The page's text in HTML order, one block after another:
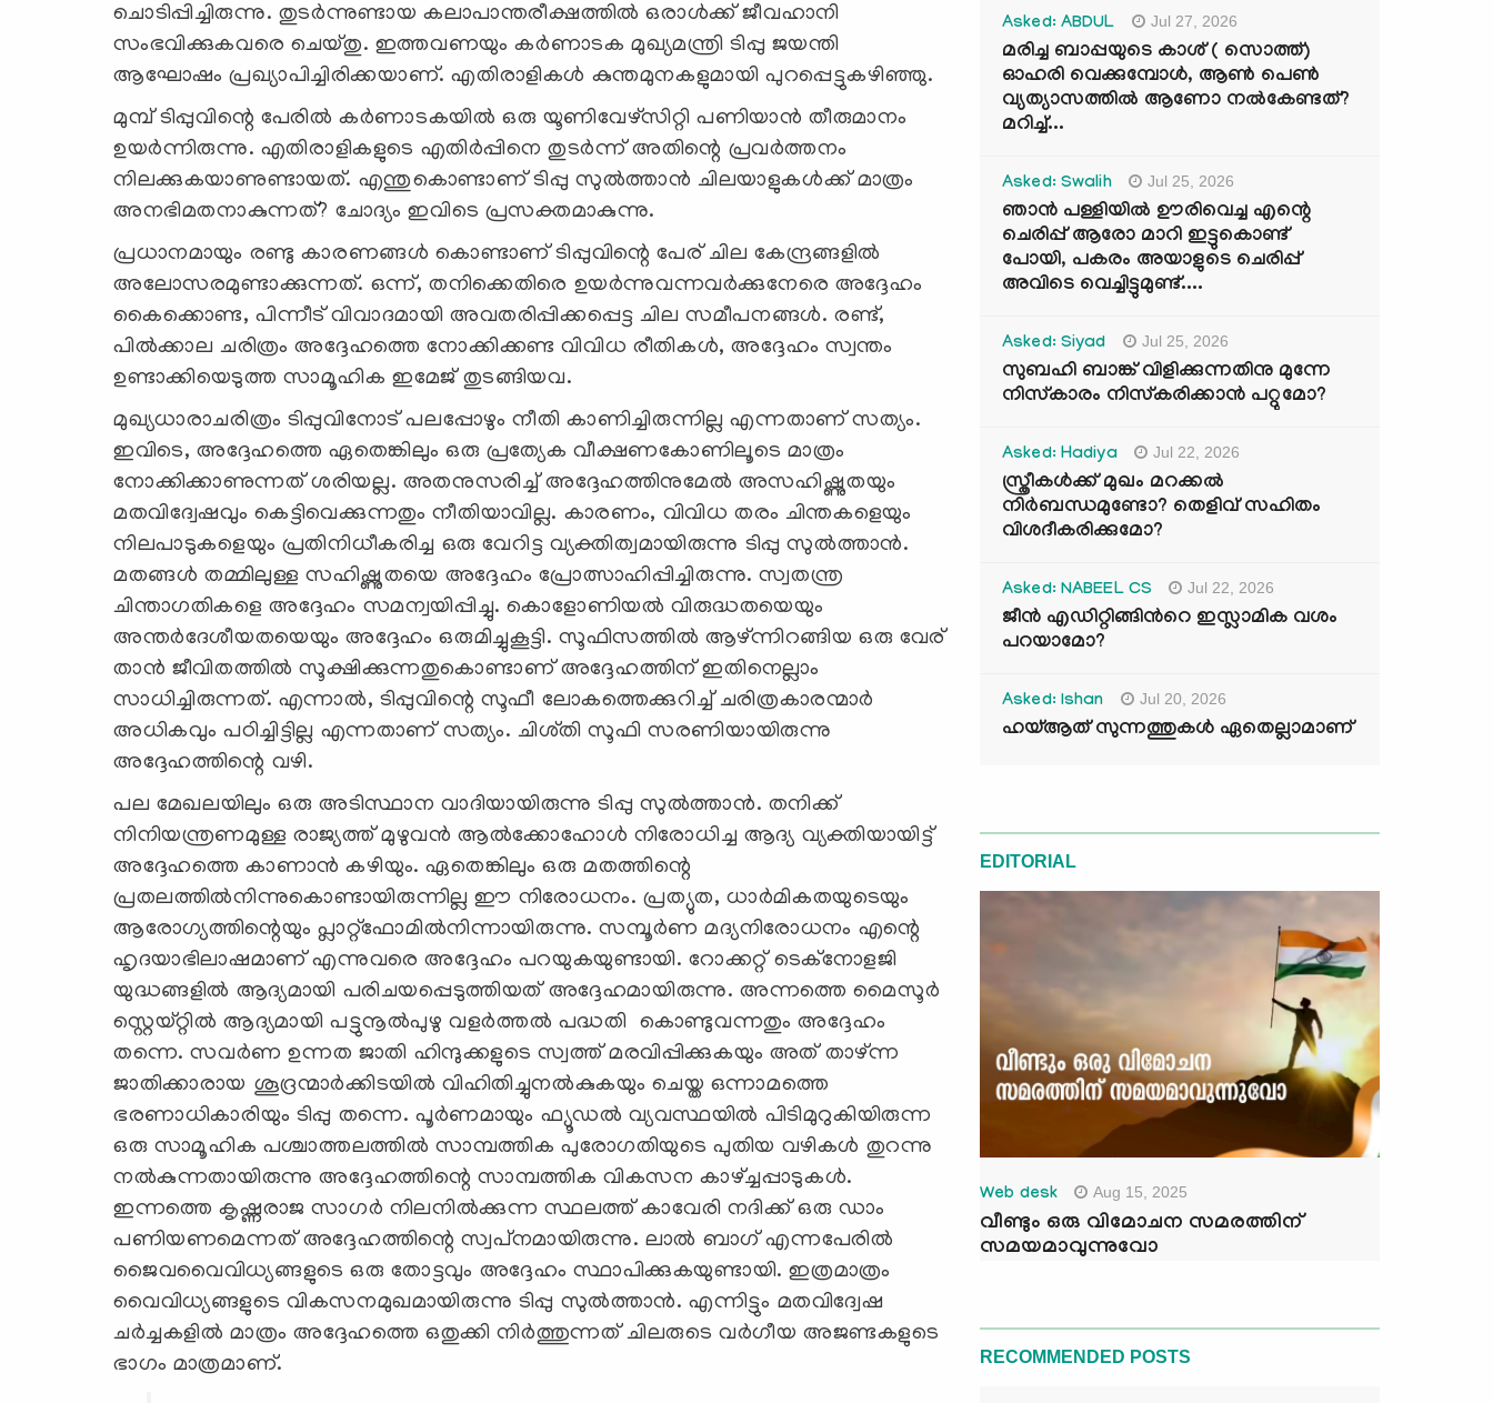
ചൊടിപ്പിച്ചിരുന്നു. തുടര്‍ന്നുണ്ടായ കലാപാന്തരീക്ഷത്തില്‍ ഒരാള്‍ക്ക് ജീവഹാനി
സംഭവിക്കുകവരെ ചെയ്തു. ഇത്തവണയും കര്‍ണാടക മുഖ്യമന്ത്രി ടിപ്പു ജയന്തി
ആഘോഷം പ്രഖ്യാപിച്ചിരിക്കയാണ്. എതിരാളികള്‍ കുന്തമുനകളുമായി പുറപ്പെട്ടുകഴിഞ്ഞു.
മുമ്പ് ടിപ്പുവിന്റെ പേരില്‍ കര്‍ണാടകയില്‍ ഒരു യൂണിവേഴ്‌സിറ്റി പണിയാന്‍ തീരുമാനം
ഉയര്‍ന്നിരുന്നു. എതിരാളികളുടെ എതിര്‍പ്പിനെ തുടര്‍ന്ന് അതിന്റെ പ്രവര്‍ത്തനം
നിലക്കുകയാണുണ്ടായത്. എന്തുകൊണ്ടാണ് ടിപ്പു സുല്‍ത്താന്‍ ചിലയാളുകള്‍ക്ക് മാത്രം
അനഭിമതനാകുന്നത്? ചോദ്യം ഇവിടെ പ്രസക്തമാകുന്നു.
പ്രധാനമായും രണ്ടു കാരണങ്ങള്‍ കൊണ്ടാണ് ടിപ്പുവിന്റെ പേര് ചില കേന്ദ്രങ്ങളില്‍
അലോസരമുണ്ടാക്കുന്നത്. ഒന്ന്, തനിക്കെതിരെ ഉയര്‍ന്നുവന്നവര്‍ക്കുനേരെ അദ്ദേഹം
കൈക്കൊണ്ട, പിന്നീട് വിവാദമായി അവതരിപ്പിക്കപ്പെട്ട ചില സമീപനങ്ങള്‍. രണ്ട്,
പില്‍ക്കാല ചരിത്രം അദ്ദേഹത്തെ നോക്കിക്കണ്ട വിവിധ രീതികള്‍, അദ്ദേഹം സ്വന്തം
ഉണ്ടാക്കിയെടുത്ത സാമൂഹിക ഇമേജ് തുടങ്ങിയവ.
മുഖ്യധാരാചരിത്രം ടിപ്പുവിനോട് പലപ്പോഴും നീതി കാണിച്ചിരുന്നില്ല എന്നതാണ് സത്യം.
ഇവിടെ, അദ്ദേഹത്തെ ഏതെങ്കിലും ഒരു പ്രത്യേക വീക്ഷണകോണിലൂടെ മാത്രം
നോക്കിക്കാണുന്നത് ശരിയല്ല. അതനുസരിച്ച് അദ്ദേഹത്തിനുമേല്‍ അസഹിഷ്ണുതയും
മതവിദ്വേഷവും കെട്ടിവെക്കുന്നതും നീതിയാവില്ല. കാരണം, വിവിധ തരം ചിന്തകളെയും
നിലപാടുകളെയും പ്രതിനിധീകരിച്ച ഒരു വേറിട്ട വ്യക്തിത്വമായിരുന്നു ടിപ്പു സുല്‍ത്താന്‍.
മതങ്ങള്‍ തമ്മിലുള്ള സഹിഷ്ണുതയെ അദ്ദേഹം പ്രോത്സാഹിപ്പിച്ചിരുന്നു. സ്വതന്ത്ര
ചിന്താഗതികളെ അദ്ദേഹം സമന്വയിപ്പിച്ചു. കൊളോണിയല്‍ വിരുദ്ധതയെയും
അന്തര്‍ദേശീയതയെയും അദ്ദേഹം ഒരുമിച്ചുകൂട്ടി. സൂഫിസത്തില്‍ ആഴ്ന്നിറങ്ങിയ ഒരു വേര്
താന്‍ ജീവിതത്തില്‍ സൂക്ഷിക്കുന്നതുകൊണ്ടാണ് അദ്ദേഹത്തിന് ഇതിനെല്ലാം
സാധിച്ചിരുന്നത്. എന്നാല്‍, ടിപ്പുവിന്റെ സൂഫീ ലോകത്തെക്കുറിച്ച് ചരിത്രകാരന്മാര്‍
അധികവും പഠിച്ചിട്ടില്ല എന്നതാണ് സത്യം. ചിശ്തി സൂഫി സരണിയായിരുന്നു
അദ്ദേഹത്തിന്റെ വഴി.
പല മേഖലയിലും ഒരു അടിസ്ഥാന വാദിയായിരുന്നു ടിപ്പു സുല്‍ത്താന്‍. തനിക്ക്
നിനിയന്ത്രണമുള്ള രാജ്യത്ത് മുഴുവന്‍ ആല്‍ക്കോഹോള്‍ നിരോധിച്ച ആദ്യ വ്യക്തിയായിട്ട്
അദ്ദേഹത്തെ കാണാന്‍ കഴിയും. ഏതെങ്കിലും ഒരു മതത്തിന്റെ
പ്രതലത്തില്‍നിന്നുകൊണ്ടായിരുന്നില്ല ഈ നിരോധനം. പ്രത്യുത, ധാര്‍മികതയുടെയും
ആരോഗ്യത്തിന്റെയും പ്ലാറ്റ്‌ഫോമില്‍നിന്നായിരുന്നു. സമ്പൂര്‍ണ മദ്യനിരോധനം എന്റെ
ഹൃദയാഭിലാഷമാണ് എന്നുവരെ അദ്ദേഹം പറയുകയുണ്ടായി. റോക്കറ്റ് ടെക്‌നോളജി
യുദ്ധങ്ങളില്‍ ആദ്യമായി പരിചയപ്പെടുത്തിയത് അദ്ദേഹമായിരുന്നു. അന്നത്തെ മൈസൂര്‍
സ്റ്റെയ്റ്റില്‍ ആദ്യമായി പട്ടുനൂല്‍പുഴു വളര്‍ത്തല്‍ പദ്ധതി കൊണ്ടുവന്നതും അദ്ദേഹം
തന്നെ. സവര്‍ണ ഉന്നത ജാതി ഹിന്ദുക്കളുടെ സ്വത്ത് മരവിപ്പിക്കുകയും അത് താഴ്ന്ന
ജാതിക്കാരായ ശൂദ്രന്മാര്‍ക്കിടയില്‍ വിഹിതിച്ചുനല്‍കുകയും ചെയ്ത ഒന്നാമത്തെ
ഭരണാധികാരിയും ടിപ്പു തന്നെ. പൂര്‍ണമായും ഫ്യൂഡല്‍ വ്യവസ്ഥയില്‍ പിടിമുറുകിയിരുന്ന
ഒരു സാമൂഹിക പശ്ചാത്തലത്തില്‍ സാമ്പത്തിക പുരോഗതിയുടെ പുതിയ വഴികള്‍ തുറന്നു
നല്‍കുന്നതായിരുന്നു അദ്ദേഹത്തിന്റെ സാമ്പത്തിക വികസന കാഴ്ച്ചപ്പാടുകള്‍.
ഇന്നത്തെ കൃഷ്ണരാജ സാഗര്‍ നിലനില്‍ക്കുന്ന സ്ഥലത്ത് കാവേരി നദിക്ക് ഒരു ഡാം
പണിയണമെന്നത് അദ്ദേഹത്തിന്റെ സ്വപ്‌നമായിരുന്നു. ലാല്‍ ബാഗ് എന്നപേരില്‍
ജൈവവൈവിധ്യങ്ങളുടെ ഒരു തോട്ടവും അദ്ദേഹം സ്ഥാപിക്കുകയുണ്ടായി. ഇത്രമാത്രം
വൈവിധ്യങ്ങളുടെ വികസനമുഖമായിരുന്നു ടിപ്പു സുല്‍ത്താന്‍. എന്നിട്ടും മതവിദ്വേഷ
ചര്‍ച്ചകളില്‍ മാത്രം അദ്ദേഹത്തെ ഒതുക്കി നിര്‍ത്തുന്നത് ചിലരുടെ വര്‍ഗീയ അജണ്ടകളുടെ
ഭാഗം മാത്രമാണ്.
Asked: ABDUL Jul 27, 2026
മരിച്ച ബാപ്പയുടെ കാശ് ( സൊത്ത്)
ഓഹരി വെക്കുമ്പോൾ, ആണ്‍ പെണ്‍
വ്യത്യാസത്തില്‍ ആണോ നല്‍കേണ്ടത്?
മറിച്ച്...
Asked: Swalih Jul 25, 2026
ഞാൻ പള്ളിയിൽ ഊരിവെച്ച എന്റെ
ചെരിപ്പ് ആരോ മാറി ഇട്ടുകൊണ്ട്
പോയി, പകരം അയാളുടെ ചെരിപ്പ്
അവിടെ വെച്ചിട്ടുമുണ്ട്....
Asked: Siyad Jul 25, 2026
സുബഹി ബാങ്ക് വിളിക്കുന്നതിനു മുന്നേ
നിസ്കാരം നിസ്കരിക്കാൻ പറ്റുമോ?
Asked: Hadiya Jul 22, 2026
സ്ത്രീകൾക്ക് മുഖം മറക്കൽ
നിർബന്ധമുണ്ടോ? തെളിവ് സഹിതം
വിശദീകരിക്കുമോ?
Asked: NABEEL CS Jul 22, 2026
ജീൻ എഡിറ്റിങ്ങിന്‍റെ ഇസ്ലാമിക വശം
പറയാമോ?
Asked: Ishan Jul 20, 2026
ഹയ്ആത് സുന്നത്തുകൾ ഏതെല്ലാമാണ്
EDITORIAL
Web desk Aug 15, 2025
വീണ്ടും ഒരു വിമോചന സമരത്തിന്
സമയമാവുന്നുവോ
RECOMMENDED POSTS